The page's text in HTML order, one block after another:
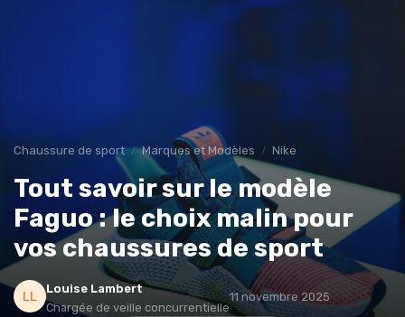
Chaussure de sport Marques et Modèles Nike
Tout savoir sur le modèle
Faguo : le choix malin pour
vos chaussures de sport
Louise Lambert
Chargée de veille concurrentielle
11 novembre 2025